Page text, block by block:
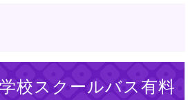
校スクールバス有料